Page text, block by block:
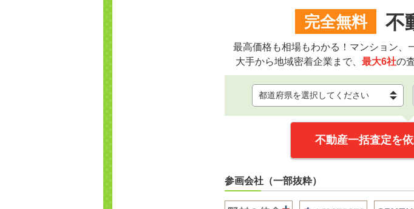
完全無料 不
最高価格も相場もわかる！マンション、
大手から地域密着企業まで、 最大6社の
不動産一括査定を
参画会社（一部抜粋）